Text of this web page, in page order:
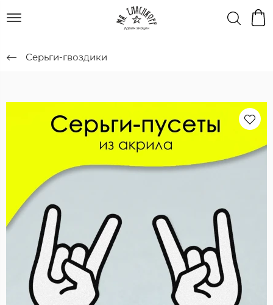
Серьги-гвоздики